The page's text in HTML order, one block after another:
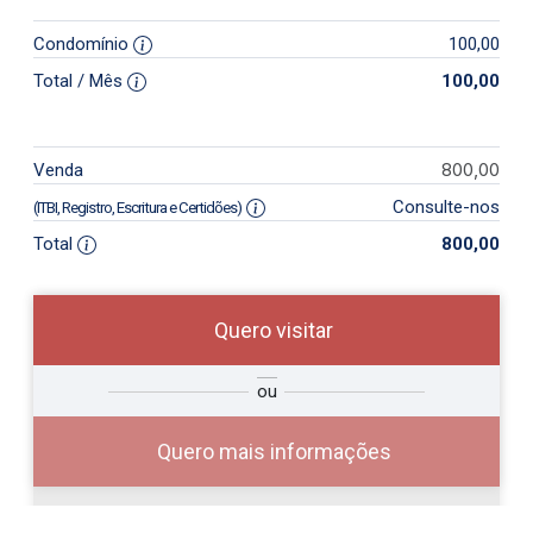
Condomínio
100,00
Total / Mês
100,00
Venda 800,00
(ITBI, Registro, Escritura e Certidões)
Consulte-nos
Total
800,00
Quero visitar
ou
Quero mais informações
Qual o melhor dia e horário para
você?